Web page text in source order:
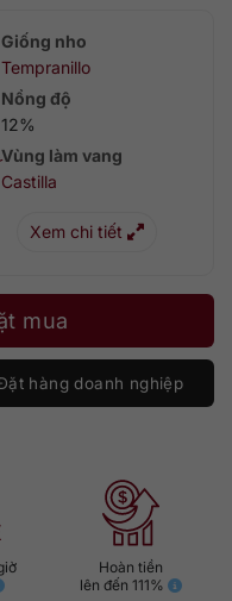
Giống nho
Tempranillo
Nồng độ
12%
Vùng làm vang
Castilla
Xem chi tiết
mua
hàng doanh nghiệp
Hoàn tiền
lên đến 111%